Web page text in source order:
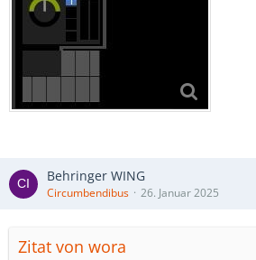
Behringer WING
Circumbendibus 26. Januar 2025
Zitat von wora